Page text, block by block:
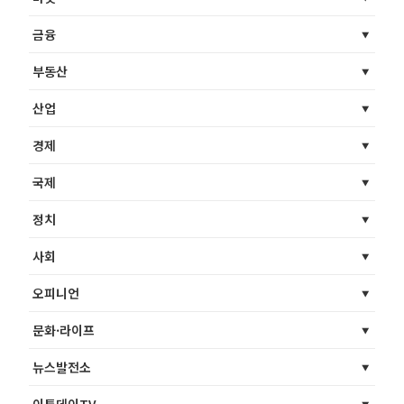
금융
부동산
산업
경제
국제
정치
사회
오피니언
문화·라이프
뉴스발전소